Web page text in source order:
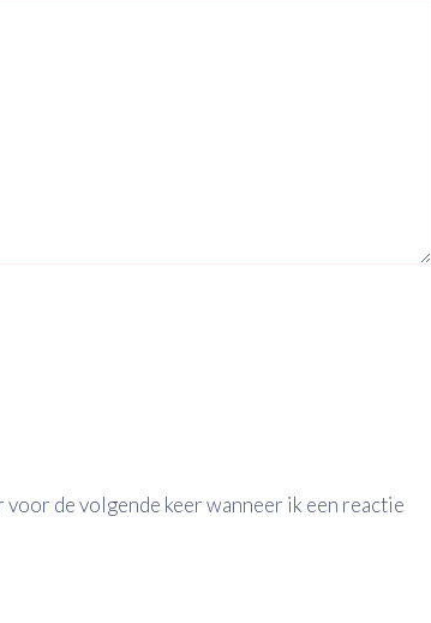
de volgende keer wanneer ik een reactie